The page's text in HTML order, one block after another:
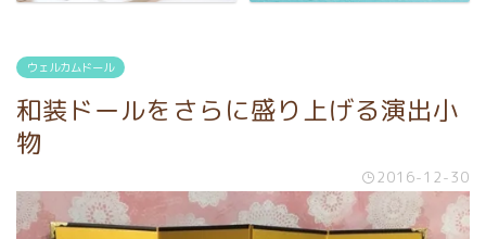
ウェルカムドール
和装ドールをさらに盛り上げる演出小
物
2016-12-30